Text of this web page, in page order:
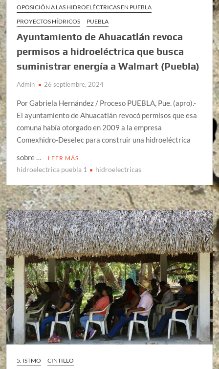
OPOSICIÓN A LAS HIDROELÉCTRICAS EN PUEBLA
PROYECTOS HÍDRICOS
PUEBLA
Ayuntamiento de Ahuacatlán revoca
permisos a hidroeléctrica que busca
suministrar energía a Walmart (Puebla)
Admin 26 septiembre, 2024
Por Gabriela Hernández / Proceso PUEBLA, Pue. (apro).-
El ayuntamiento de Ahuacatlán revocó permisos que esa
comuna había otorgado en 2009 a la empresa
Comexhidro-Deselec para construir una hidroeléctrica
sobre …
LEER MÁS
hidroelectrica puebla 1 hidroelectricas
5. ISTMO
CINTILLO